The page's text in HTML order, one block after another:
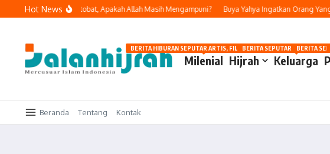
Lewati ke konten
Hot News
Dosa dan Bertobat, Apakah Allah Masih Mengampuni? Buya Yahya Ingatkan Orang Yang
Milenial
BERITA HIBURAN SEPUTAR ARTIS, FILM, DAN GOSIP
Hijrah Keluarga
BERITA SEPUTAR OTOMOTIF
BERITA
Beranda Tentang Kontak